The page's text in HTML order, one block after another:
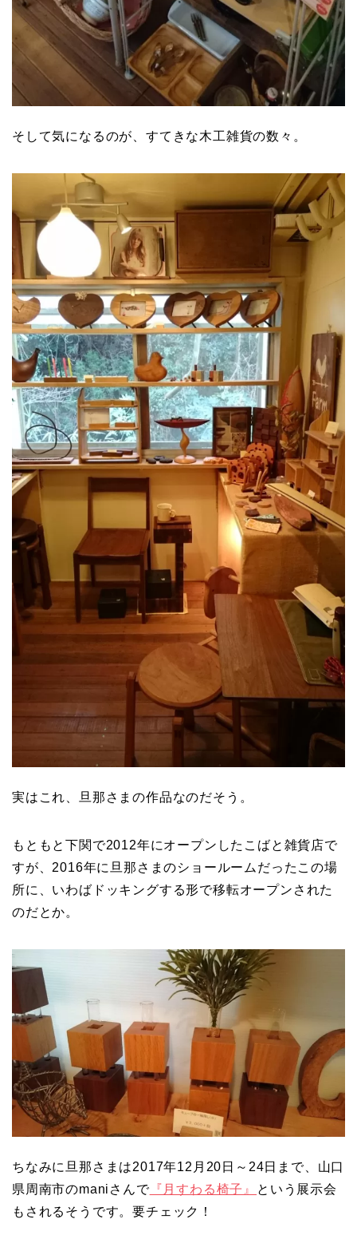
そして気になるのが、すてきな木工雑貨の数々。
実はこれ、旦那さまの作品なのだそう。
もともと下関で2012年にオープンしたこばと雑貨店で
すが、2016年に旦那さまのショールームだったこの場
所に、いわばドッキングする形で移転オープンされた
のだとか。
ちなみに旦那さまは2017年12月20日～24日まで、山口
県周南市のmaniさんで『月すわる椅子』
という展示会
もされるそうです。要チェック！